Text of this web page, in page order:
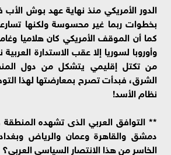
الدور الأمريكي منذ نهاية عهد بوش الأب
بخطوات ربما غير محسوسة ولكنها
كما أن الموقف الأمريكي كان هلاميا
وأوروبا لسوريا إلا عقب الاستدارة
من تكتل إقليمي يتشكل من دول
الشرق، فبدأت تصرح بمعارضتها لهذا
نظام الأسد!
** التوافق العربي الذى تشهده المنطقة
دمشق والقاهرة وعمان والرياض
الخاسر من هذا الانتصار السياسي العربي؟